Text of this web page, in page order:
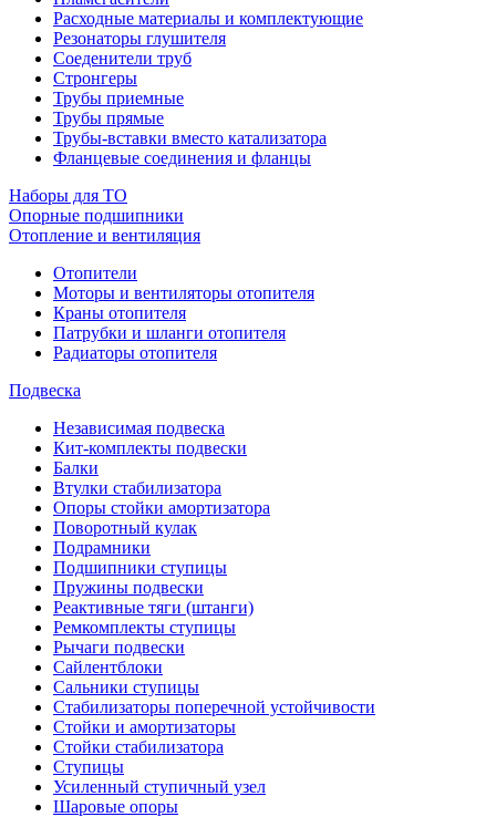
Расходные материалы и комплектующие
Резонаторы глушителя
Соеденители труб
Стронгеры
Трубы приемные
Трубы прямые
Трубы-вставки вместо катализатора
Фланцевые соединения и фланцы
Наборы для ТО
Опорные подшипники
Отопление и вентиляция
Отопители
Моторы и вентиляторы отопителя
Краны отопителя
Патрубки и шланги отопителя
Радиаторы отопителя
Подвеска
Независимая подвеска
Кит-комплекты подвески
Балки
Втулки стабилизатора
Опоры стойки амортизатора
Поворотный кулак
Подрамники
Подшипники ступицы
Пружины подвески
Реактивные тяги (штанги)
Ремкомплекты ступицы
Рычаги подвески
Сайлентблоки
Сальники ступицы
Стабилизаторы поперечной устойчивости
Стойки и амортизаторы
Стойки стабилизатора
Ступицы
Усиленный ступичный узел
Шаровые опоры